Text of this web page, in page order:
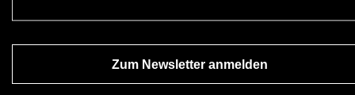
Zum Newsletter anmelden